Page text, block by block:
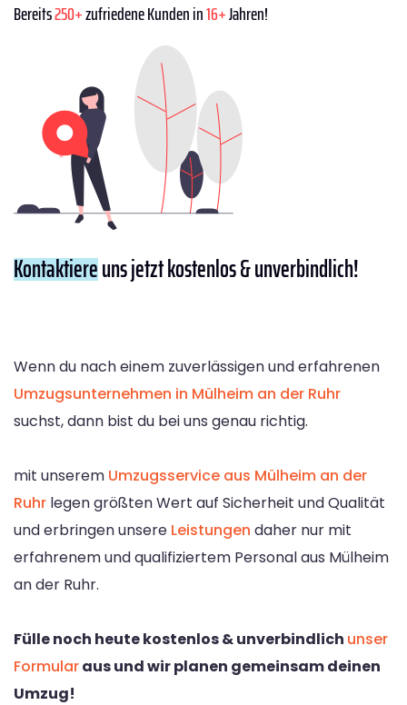
Bereits250+zufriedene Kunden in16+Jahren!
Kontaktiereuns jetzt kostenlos & unverbindlich!
Wenn du nach einem zuverlässigen und erfahrenen
Umzugsunternehmen in Mülheim an der Ruhr
suchst, dann bist du bei uns genau richtig.
mit unserem Umzugsservice aus Mülheim an der
Ruhr legen größten Wert auf Sicherheit und Qualität
und erbringen unsere Leistungen daher nur mit
erfahrenem und qualifiziertem Personal aus Mülheim
an der Ruhr.
Fülle noch heute kostenlos & unverbindlich unser
Formularaus und wir planen gemeinsam deinen
Umzug!